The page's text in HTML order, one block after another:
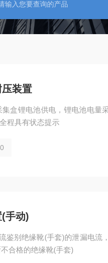
装置
盒锂电池供电，锂电池电量
程具有状态提示
手动)
鉴别绝缘靴(手套)的泄漏电流
合格的绝缘靴(手套)